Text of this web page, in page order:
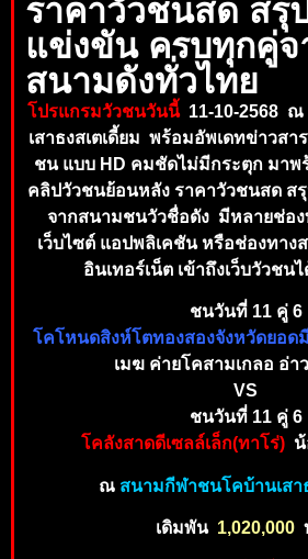
ราคาวัวชนสด สรุ
แข่งขัน ครบทุกคู่จ
สนามดังทั่วไทย
โปรแกรมวัวชนวันนี้11-10-2568 ณ
เสาธงสเตเดี้ยม พร้อมอัพเดทข่าวส
ชน แบบ HD คมชัดไม่มีกระตุก มาพ
คลิปวัวชนย้อนหลัง ราคาวัวชนสด ส
จากสนามชนวัวชื่อดัง มีหลายช่อง
เว็บไซต์ แอปพลิเคชัน หรือช่องทาง
อินเทอร์เน็ต เข้าถึงเว็บวัวชน
ชนวันที่ 11 คู่ 6
โคโหนดสิงห์โตทองสองจังหวัดยอด
เมฆ ค่ายโคสามเกลอ อ่า
VS
ชนวันที่ 11 คู่ 6
โคลังสาดดีเซลล์เล็ก(ทาโร่)น้
ณ สนามกีฬาชนโคบ้านเสาธ
เดิมพัน 1,020,000